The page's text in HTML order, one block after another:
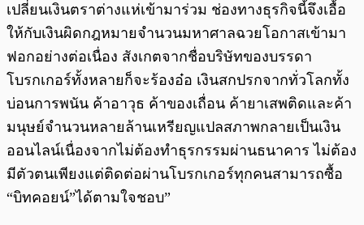
เปลี่ยนเงินตราต่างแห่เข้ามาร่วม ช่องทางธุรกิจนี้จึงเอื้อ
ให้กับเงินผิดกฎหมายจำนวนมหาศาลฉวยโอกาสเข้ามา
ฟอกอย่างต่อเนื่อง สังเกตจากชื่อบริษัทของบรรดา
โบรกเกอร์ทั้งหลายก็จะร้องอ๋อ เงินสกปรกจากทั่วโลกทั้ง
บ่อนการพนัน ค้าอาวุธ ค้าของเถื่อน ค้ายาเสพติดและค้า
มนุษย์จำนวนหลายล้านเหรียญแปลสภาพกลายเป็นเงิน
ออนไลน์เนื่องจากไม่ต้องทำธุรกรรมผ่านธนาคาร ไม่ต้อง
มีตัวตนเพียงแต่ติดต่อผ่านโบรกเกอร์ทุกคนสามารถซื้อ
“บิทคอยน์”ได้ตามใจชอบ”